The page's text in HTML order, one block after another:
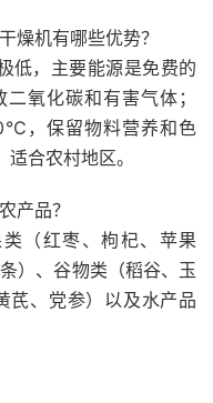
燥机有哪些优势？
低，主要能源是免费的
氧化碳和有害气体；
，保留物料营养和色
合农村地区。
产品？
（红枣、枸杞、苹果
）、谷物类（稻谷、玉
芪、党参）以及水产品